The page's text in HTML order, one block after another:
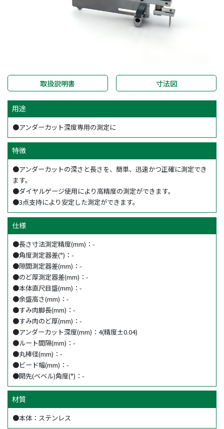
取扱説明書 寸法図
用途
●アンダーカット深度専用の測定に
特徴
●アンダーカットの深さと長さを、簡単、迅速かつ正確に測定でき
ます。
●ダイヤルゲージ使用により高精度の測定ができます。
●3点支持により安定した測定ができます。
仕様
●長さ寸法測定精度(mm)：-
●角度測定器差(°)：-
●隙間測定器差(mm)：-
●のど厚測定器差(mm)：-
●本体直尺目盛(mm)：-
●余盛高さ(mm)：-
●すみ肉脚長(mm)：-
●すみ肉のど厚(mm)：-
●アンダーカット深度(mm)：4(精度±0.04)
●ルート間隔(mm)：-
●丸棒径(mm)：-
●ビード幅(mm)：-
●開先(ベベル)角度(°)：-
材質
●本体：ステンレス